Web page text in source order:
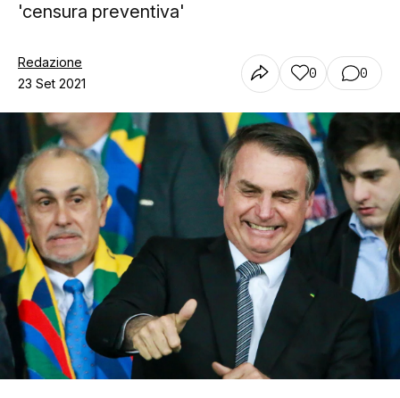
'censura preventiva'
Redazione
23 Set 2021
0 0